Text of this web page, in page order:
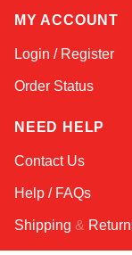
MY ACCOUNT
Login / Register
Order Status
NEED HELP
Contact Us
Help / FAQs
Shipping &